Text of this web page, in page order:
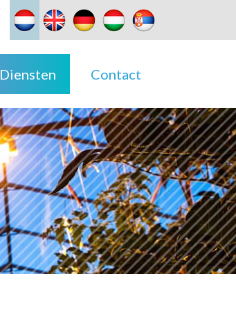
Diensten Contact